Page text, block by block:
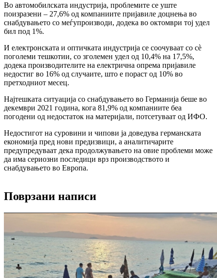
Во автомобилската индустрија, проблемите се уште
поизразени – 27,6% од компаниите пријавиле доцнења во
снабдувањето со меѓупроизводи, додека во октомври тој удел
бил под 1%.
И електронската и оптичката индустрија се соочуваат со сè
поголеми тешкотии, со зголемен удел од 10,4% на 17,5%,
додека производителите на електрична опрема пријавиле
недостиг во 16% од случаите, што е пораст од 10% во
претходниот месец.
Најтешката ситуација со снабдувањето во Германија беше во
декември 2021 година, кога 81,9% од компаниите беа
погодени од недостаток на материјали, потсетуваат од ИФО.
Недостигот на суровини и чипови ја доведува германската
економија пред нови предизвици, а аналитичарите
предупредуваат дека продолжувањето на овие проблеми може
да има сериозни последици врз производството и
снабдувањето во Европа.
Поврзани написи